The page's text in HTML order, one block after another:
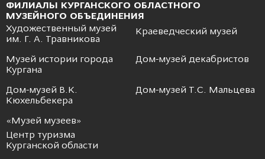
ФИЛИАЛЫ КУРГАНСКОГО ОБЛАСТНОГО
МУЗЕЙНОГО ОБЪЕДИНЕНИЯ
Художественный музей
им. Г. А. Травникова
Краеведческий музей
Музей истории города
Кургана
Дом-музей декабристов
Дом-музей В.К.
Кюхельбекера
Дом-музей Т.С. Мальцева
«Музей музеев»
Центр туризма
Курганской области